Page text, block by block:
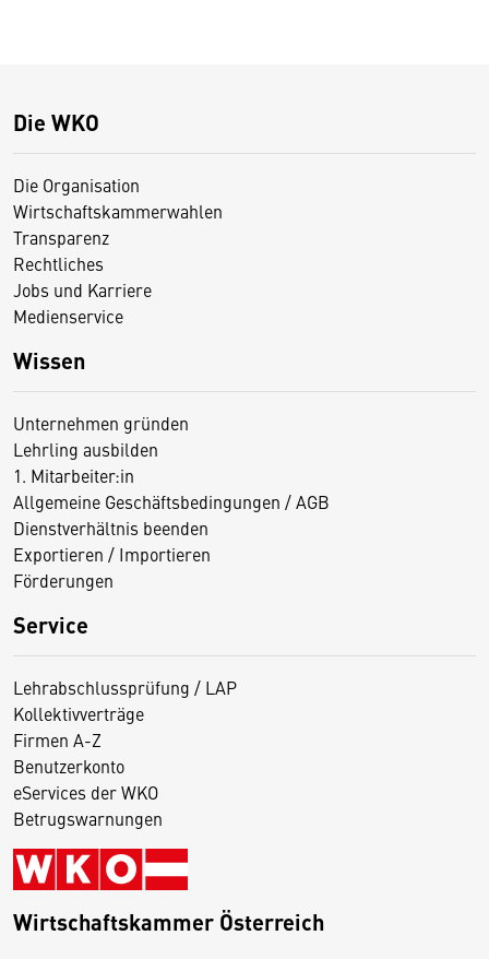
Die WKO
Die Organisation
Wirtschaftskammerwahlen
Transparenz
Rechtliches
Jobs und Karriere
Medienservice
Wissen
Unternehmen gründen
Lehrling ausbilden
1. Mitarbeiter:in
Allgemeine Geschäftsbedingungen / AGB
Dienstverhältnis beenden
Exportieren / Importieren
Förderungen
Service
Lehrabschlussprüfung / LAP
Kollektivverträge
Firmen A-Z
Benutzerkonto
eServices der WKO
Betrugswarnungen
Wirtschaftskammer Österreich